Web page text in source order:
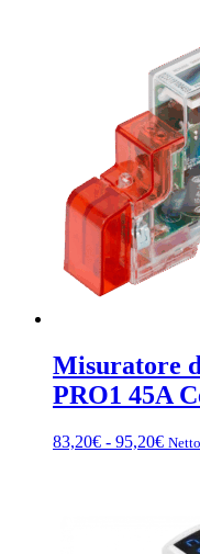
Misuratore
PRO1 45A
83,20€ - 95,20€
a